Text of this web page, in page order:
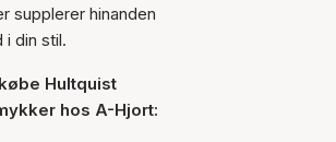
supplerer hinanden
i din stil.
Hultquist
hos A-Hjort: